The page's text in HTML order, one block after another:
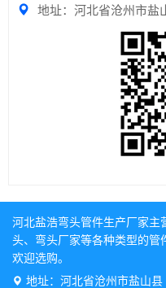
地址：河北省沧州市盐
河北盐浩弯头管件生产厂家主
头、 弯头厂家等各种类型的管
欢迎选购。
地址：河北省沧州市盐山县